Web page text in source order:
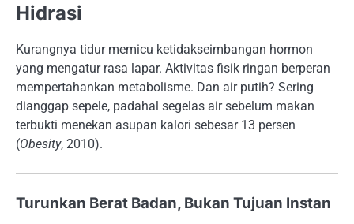
Hidrasi
Kurangnya tidur memicu ketidakseimbangan hormon
yang mengatur rasa lapar. Aktivitas fisik ringan berperan
mempertahankan metabolisme. Dan air putih? Sering
dianggap sepele, padahal segelas air sebelum makan
terbukti menekan asupan kalori sebesar 13 persen
(Obesity, 2010).
Turunkan Berat Badan, Bukan Tujuan Instan